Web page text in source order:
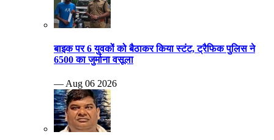
बाइक पर 6 युवकों को बैठाकर किया स्टंट, ट्रैफिक पुलिस ने
6500 का जुर्माना वसूला
— Aug 06 2026